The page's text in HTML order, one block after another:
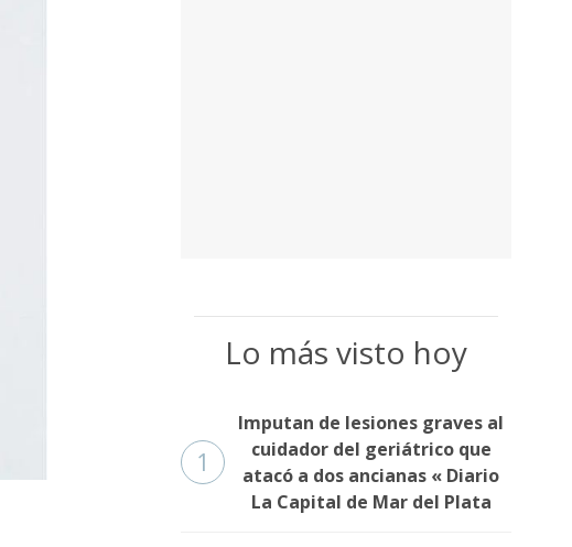
Lo más visto hoy
1
Imputan de lesiones graves al
cuidador del geriátrico que
atacó a dos ancianas « Diario
La Capital de Mar del Plata